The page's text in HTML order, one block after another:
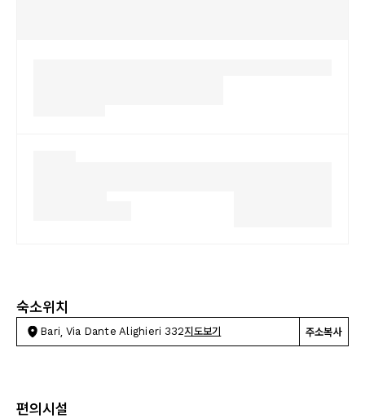
숙소위치
Bari, Via Dante Alighieri 332지도보기 주소복사
편의시설